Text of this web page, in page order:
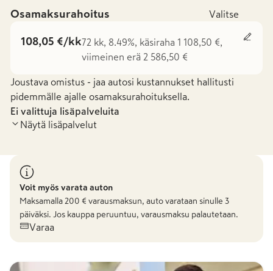
Osamaksurahoitus Valitse
108,05 €/kk72 kk, 8.49%, käsiraha 1 108,50 €,
viimeinen erä 2 586,50 €
Joustava omistus - jaa autosi kustannukset hallitusti
pidemmälle ajalle osamaksurahoituksella.
Ei valittuja lisäpalveluita
Näytä lisäpalvelut
Voit myös varata auton
Maksamalla 200 € varausmaksun, auto varataan sinulle 3
päiväksi. Jos kauppa peruuntuu, varausmaksu palautetaan.
Varaa